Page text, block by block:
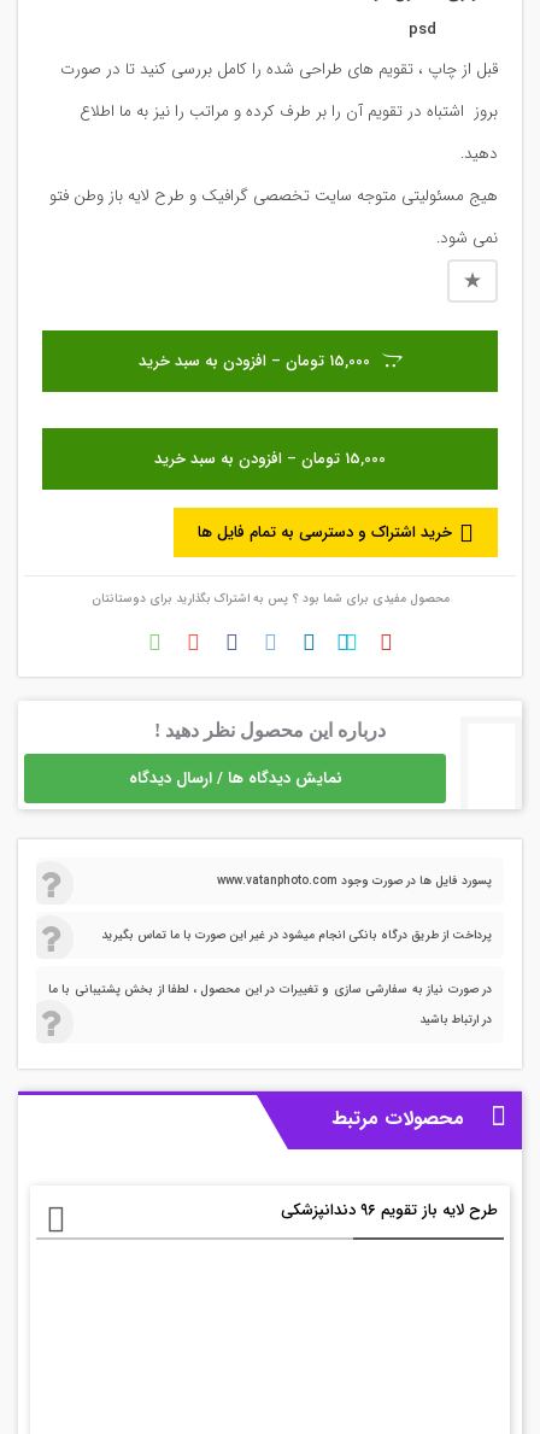
psd
قبل از چاپ ، تقویم های طراحی شده را کامل بررسی کنید تا در صورت
بروز اشتباه در تقویم آن را بر طرف کرده و مراتب را نیز به ما اطلاع
دهید.
هیج مسئولیتی متوجه سایت تخصصی گرافیک و طرح لایه باز وطن فتو
نمی شود.
15,000 تومان – افزودن به سبد خرید
خرید اشتراک و دسترسی به تمام فایل ها
محصول مفیدی برای شما بود ؟ پس به اشتراک بگذارید برای دوستانتان
درباره این محصول نظر دهید !
نمایش دیدگاه ها / ارسال دیدگاه
پسورد فایل ها در صورت وجود www.vatanphoto.com
پرداخت از طریق درگاه بانکی انجام میشود در غیر این صورت با ما تماس بگیرید
در صورت نیاز به سفارشی سازی و تغییرات در این محصول ، لطفا از بخش پشتیبانی با ما
در ارتباط باشید
محصولات مرتبط
طرح لایه باز تقویم ۹۶ دندانپزشکی